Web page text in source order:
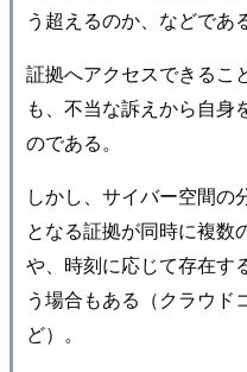
う超えるのか、などである
証拠へアクセスできるこ
も、不当な訴えから自身
のである。
しかし、サイバー空間の
となる証拠が同時に複数
や、時刻に応じて存在す
う場合もある（クラウド
ど）。